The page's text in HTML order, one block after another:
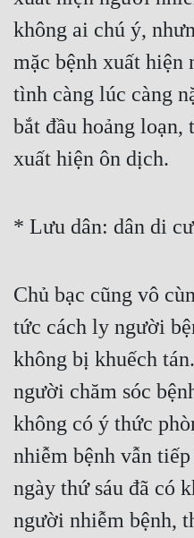
không ai chú ý,
mặc bệnh xuất hiện
tình càng lúc càng
bắt đầu hoảng loạn,
xuất hiện ôn dịch.
* Lưu dân: dân di
Chủ bạc cũng vô
tức cách ly người
không bị khuếch
người chăm sóc
không có ý thức
nhiễm bệnh vẫn
ngày thứ sáu đã có
người nhiễm bệnh,